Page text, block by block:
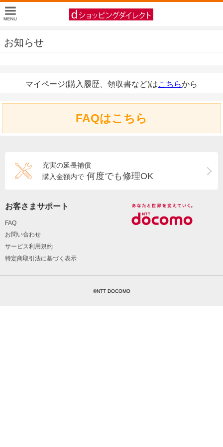
お知らせ
マイページ(購入履歴、領収書など)はこちらから
FAQはこちら
充実の延長補償
購入金額内で 何度でも修理OK
お客さまサポート
FAQ
お問い合わせ
サービス利用規約
特定商取引法に基づく表示
©NTT DOCOMO